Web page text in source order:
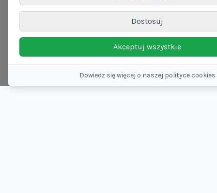
Dostosuj
Akceptuj wszystkie
Dowiedz się więcej o naszej polityce cookies